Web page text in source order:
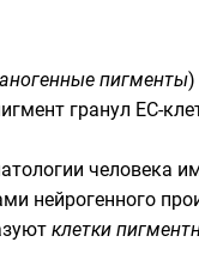
пигменты)
гранул EC-
человека
нейрогенного
клетки